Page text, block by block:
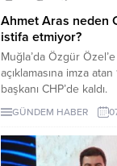
Ahmet Aras neden
istifa etmiyor?
Muğla’da Özgür
açıklamasına imza
başkanı CHP’de kaldı.
Milletvekilleri Yeni
geçerken belediye
tutumu ve CHP
sessizliği tartışılıyor.
GÜNDEM HABER